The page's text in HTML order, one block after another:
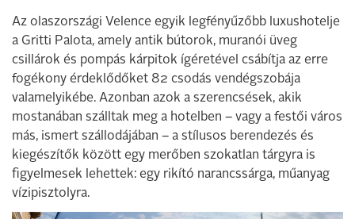
Az olaszországi Velence egyik legfényűzőbb luxushotelje
a Gritti Palota, amely antik bútorok, muranói üveg
csillárok és pompás kárpitok ígéretével csábítja az erre
fogékony érdeklődőket 82 csodás vendégszobája
valamelyikébe. Azonban azok a szerencsések, akik
mostanában szálltak meg a hotelben – vagy a festői város
más, ismert szállodájában – a stílusos berendezés és
kiegészítők között egy merőben szokatlan tárgyra is
figyelmesek lehettek: egy rikító narancssárga, műanyag
vízipisztolyra.